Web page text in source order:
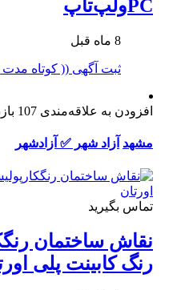
PCولپ‌تاپ
8 ماه قبل
ثبت آگهی (( کوتاه مدت
افزودن به علاقه‌مندی 107 بازدید
مشهد آزاد شهر ✅ آزادشهر
تماس بگیرید
نقاش ساختمان
رنگ کابینت پلی